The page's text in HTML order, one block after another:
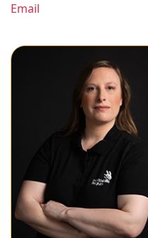
Email